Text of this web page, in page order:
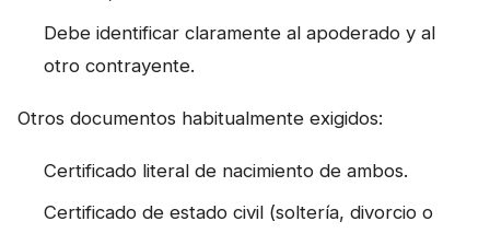
Debe identificar claramente al apoderado y al
otro contrayente.
Otros documentos habitualmente exigidos:
Certificado literal de nacimiento de ambos.
Certificado de estado civil (soltería, divorcio o